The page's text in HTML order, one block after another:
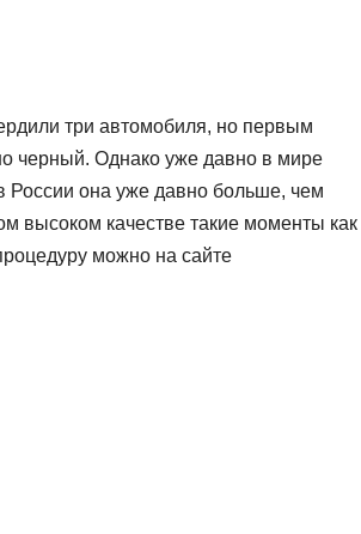
три автомобиля, но первым
черный. Однако уже давно в мире
России она уже давно больше, чем
высоком качестве такие моменты как
можно на сайте